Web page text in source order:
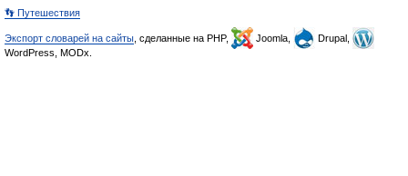
👣 Путешествия
Экспорт словарей на сайты , сделанные на PHP, Joomla,
Drupal,
WordPress, MODx.